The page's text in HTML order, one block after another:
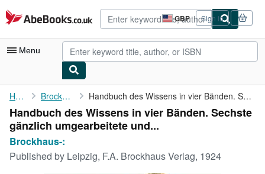
Skip to main content
AbeBooks.co.uk GBP
Site
shopping
preferences
Sign in
Menu
My Account
My Purchases
Advanced Search
Browse Collections
Home Brockhaus-: Handbuch des Wissens in vier Bänden. Sechste gänzlich ...
Handbuch des Wissens in vier Bänden. Sechste
gänzlich umgearbeitete und...
Brockhaus-:
Published by Leipzig, F.A. Brockhaus Verlag, 1924